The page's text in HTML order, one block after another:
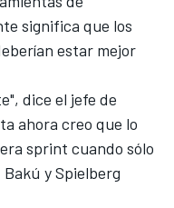
significa que los
estar mejor
dice el jefe de
ahora creo que lo
sprint cuando sólo
y Spielberg